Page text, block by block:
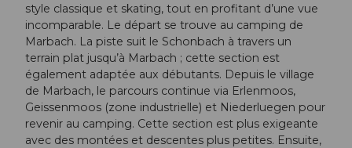
style classique et skating, tout en profitant d’une vue
incomparable. Le départ se trouve au camping de
Marbach. La piste suit le Schonbach à travers un
terrain plat jusqu’à Marbach ; cette section est
également adaptée aux débutants. Depuis le village
de Marbach, le parcours continue via Erlenmoos,
Geissenmoos (zone industrielle) et Niederluegen pour
revenir au camping. Cette section est plus exigeante
avec des montées et descentes plus petites. Ensuite,